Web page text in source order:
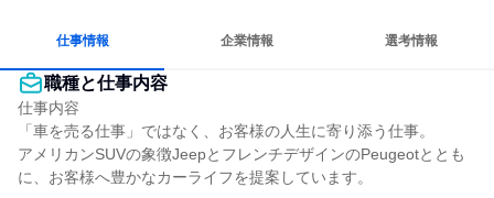
仕事情報 企業情報 選考情報
職種と仕事内容
仕事内容
「車を売る仕事」ではなく、お客様の人生に寄り添う仕事。
アメリカンSUVの象徴JeepとフレンチデザインのPeugeotととも
に、お客様へ豊かなカーライフを提案しています。